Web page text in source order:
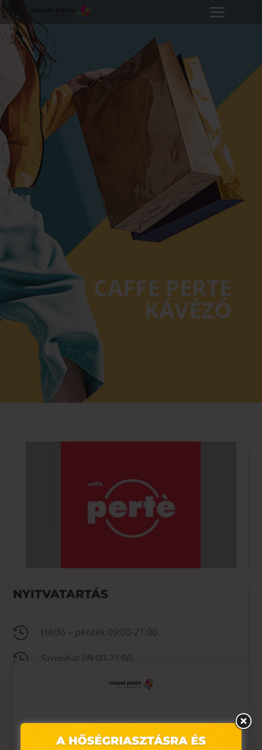
CAFFE PERTE
KÁVÉZÓ
NYITVATARTÁS
 Hétfő – péntek 09:00-21:00
 Szombat 09:00-21:00
Vasárnap 09:00-20:00
KAPCSOLAT
Ez az oldal sütiket használ